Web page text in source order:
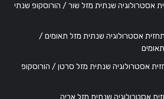
שור / תחזית אסטרולוגיה שנתית מזל שור / הורוסקופ שנתי
תאומים / תחזית אסטרולוגיה שנתית מזל תאומים /
סרטן / תחזית אסטרולוגיה שנתית מזל סרטן / הורוסקופ